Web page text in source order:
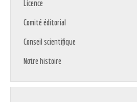
Licence
Comité éditorial
Conseil scientifique
Notre histoire